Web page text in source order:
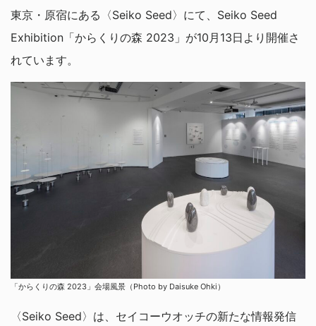
東京・原宿にある〈Seiko Seed〉にて、Seiko Seed
Exhibition「からくりの森 2023」が10月13日より開催さ
れています。
「からくりの森 2023」会場風景（Photo by Daisuke Ohki）
〈Seiko Seed〉は、セイコーウオッチの新たな情報発信